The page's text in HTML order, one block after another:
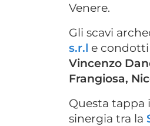
Venere.
Gli scavi
s.r.l e
Vincenzo
Frangiosa,
Questa tappa
sinergia tra la